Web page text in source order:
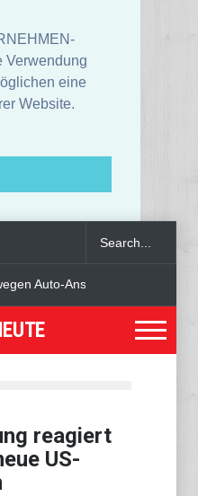
Verwendung
eine
Website.
Auto-Anschlag in München
reagiert
US-